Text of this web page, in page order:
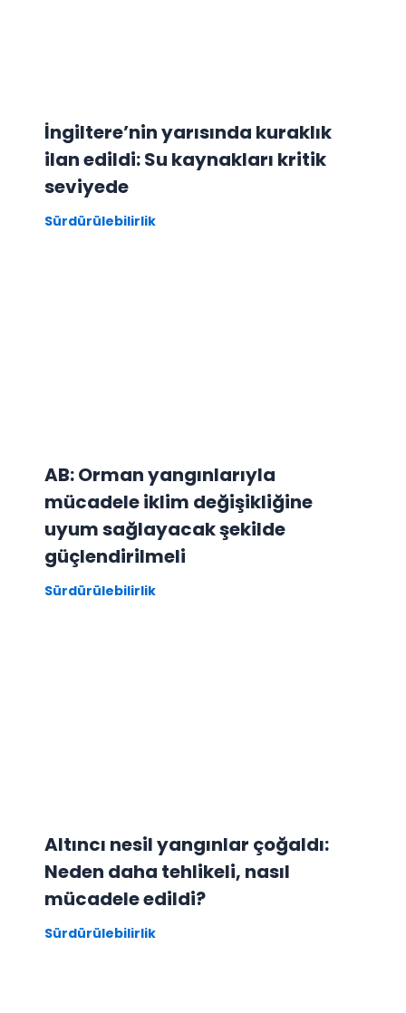
İngiltere’nin yarısında kuraklık
ilan edildi: Su kaynakları kritik
seviyede
Sürdürülebilirlik
AB: Orman yangınlarıyla
mücadele iklim değişikliğine
uyum sağlayacak şekilde
güçlendirilmeli
Sürdürülebilirlik
Altıncı nesil yangınlar çoğaldı:
Neden daha tehlikeli, nasıl
mücadele edildi?
Sürdürülebilirlik